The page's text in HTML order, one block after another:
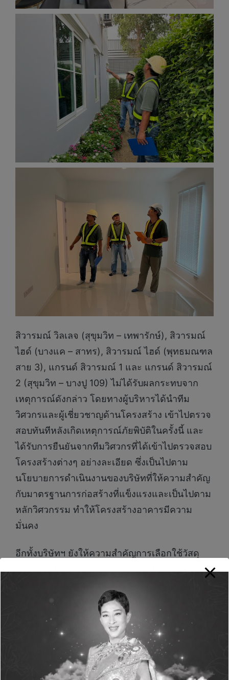
สิวารมณ์ วิลเลจ (สุขุมวิท – เทพารักษ์), สิวารมณ์
ไฮด์ (บางแค – สาทร), สิวารมณ์ ไฮด์ (พุทธมณฑล
สาย 3), แกรนด์ สิวารมณ์ 1 และ แกรนด์ สิวารมณ์
2 (สุขุมวิท – บางปู 109) ไม่ได้รับผลกระทบจาก
เหตุการณ์ดังกล่าว โดยทางผู้บริหารได้นำทีม
วิศวกรและผู้เชี่ยวชาญด้านโครงสร้าง เข้าไปตรวจ
สอบทันทีหลังเกิดเหตุการณ์ภัยพิบัติในครั้งนี้ และ
ได้รับการยืนยันจากทีมวิศวกรที่ได้เข้าไปตรวจสอบ
โครงสร้างต่างๆ อย่างละเอียด ซึ่งเป็นไปตาม
นโยบายการดำเนินงานของบริษัทที่ให้ความสำคัญ
กับมาตรฐานการก่อสร้างที่แข็งแรงและเป็นไปตาม
หลักวิศวกรรม ทำให้โครงสร้างอาคารมีความ
มั่นคง
อีกทั้งบริษัทฯ ยังให้ความสำคัญการเลือกใช้วัสดุ
ในโซนพื้นที่ส่วนกลาง โดยได้ให้เจ้าหน้าที่วิศวกร
เข้าไปตรวจสอบ ได้แก่ สโมสร สระว่ายน้ำ และ
ฟิตเนส ให้มีความปลอดภัยที่สุด
“สิวารมณ์ เรียลเอสเตท “SVR” มุ่งมั่นพัฒนา
อสังหาริมทรัพย์ ที่สร้างสรรค์นวัตกรรมสินค้า และ